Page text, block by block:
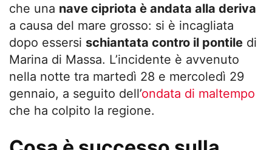
che una nave cipriota è andata alla deriva
a causa del mare grosso: si è incagliata
dopo essersi schiantata contro il pontile di
Marina di Massa. L’incidente è avvenuto
nella notte tra martedì 28 e mercoledì 29
gennaio, a seguito dell’ondata di maltempo
che ha colpito la regione.